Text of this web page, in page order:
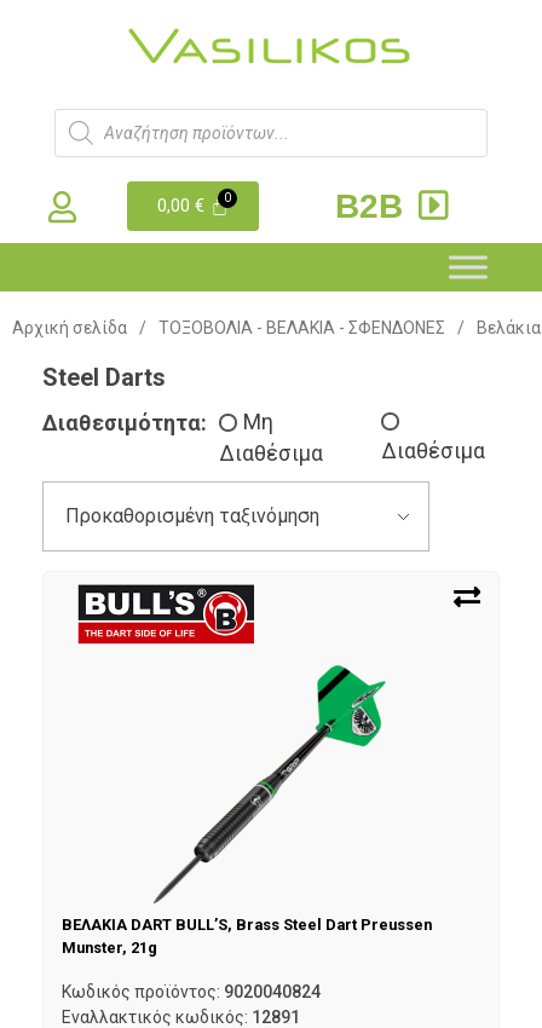
0,00€ B2B
Αρχική σελίδα / ΤΟΞΟΒΟΛΙΑ - ΒΕΛΑΚΙΑ - ΣΦΕΝΔΟΝΕΣ /
Steel Darts
Διαθεσιμότητα:
Μη
Διαθέσιμα
Διαθέσιμα
ΒΕΛΑΚΙΑ DART BULL’S, Brass Steel Dart Preussen
Munster, 21g
Κωδικός προϊόντος: 9020040824
Εναλλακτικός κωδικός: 12891